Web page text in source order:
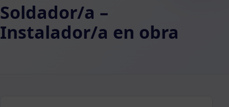
Soldador/a –
Instalador/a en obra